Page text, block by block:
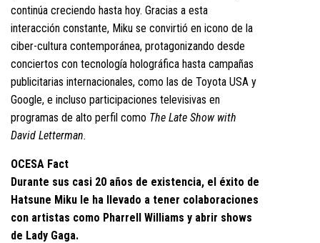
continúa creciendo hasta hoy. Gracias a esta
interacción constante, Miku se convirtió en icono de la
ciber-cultura contemporánea, protagonizando desde
conciertos con tecnología holográfica hasta campañas
publicitarias internacionales, como las de Toyota USA y
Google, e incluso participaciones televisivas en
programas de alto perfil como The Late Show with
David Letterman.
OCESA Fact
Durante sus casi 20 años de existencia, el éxito de
Hatsune Miku le ha llevado a tener colaboraciones
con artistas como Pharrell Williams y abrir shows
de Lady Gaga.